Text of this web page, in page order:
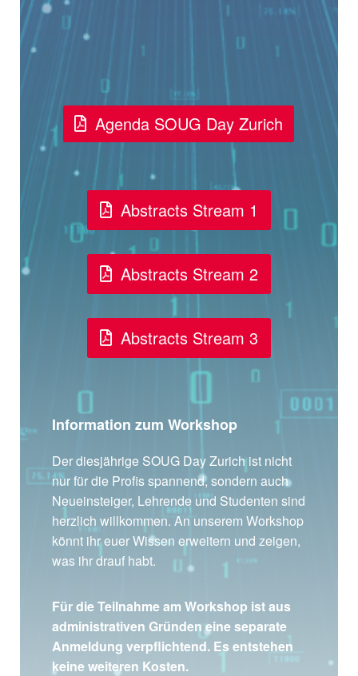
Agenda SOUG Day Zurich
Abstracts Stream 1
Abstracts Stream 2
Abstracts Stream 3
Information zum Workshop
Der diesjährige SOUG Day Zurich ist nicht
nur für die Profis spannend, sondern auch
Neueinsteiger, Lehrende und Studenten sind
herzlich willkommen. An unserem Workshop
könnt ihr euer Wissen erweitern und zeigen,
was ihr drauf habt.
Für die Teilnahme am Workshop ist aus
administrativen Gründen eine separate
Anmeldung verpflichtend. Es entstehen
keine weiteren Kosten.